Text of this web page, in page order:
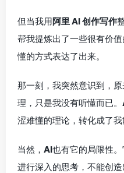
但当我用阿里 AI 创作写作
帮我提炼出了一些很有价
懂的方式表达了出来。
那一刻，我突然意识到，
理，只是我没有听懂而已。
涩难懂的理论，转化成了我
当然， AI也有它的局限性
进行深入的思考，不能创造